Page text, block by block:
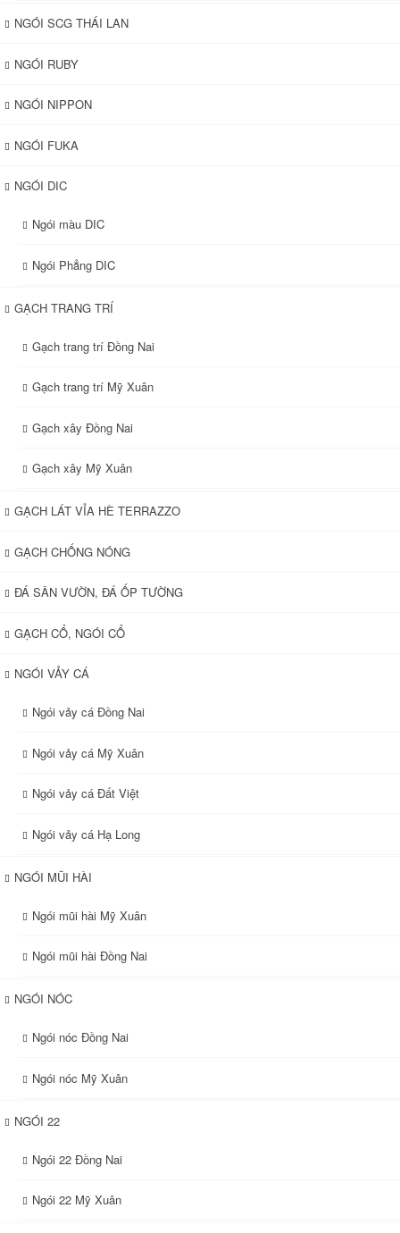
NGÓI SCG THÁI LAN
NGÓI RUBY
NGÓI NIPPON
NGÓI FUKA
NGÓI DIC
Ngói màu DIC
Ngói Phẳng DIC
GẠCH TRANG TRÍ
Gạch trang trí Đồng Nai
Gạch trang trí Mỹ Xuân
Gạch xây Đồng Nai
Gạch xây Mỹ Xuân
GẠCH LÁT VỈA HÈ TERRAZZO
GẠCH CHỐNG NÓNG
ĐÁ SÂN VƯỜN, ĐÁ ỐP TƯỜNG
GẠCH CỔ, NGÓI CỔ
NGÓI VẢY CÁ
Ngói vảy cá Đồng Nai
Ngói vảy cá Mỹ Xuân
Ngói vảy cá Đất Việt
Ngói vảy cá Hạ Long
NGÓI MŨI HÀI
Ngói mũi hài Mỹ Xuân
Ngói mũi hài Đồng Nai
NGÓI NÓC
Ngói nóc Đồng Nai
Ngói nóc Mỹ Xuân
NGÓI 22
Ngói 22 Đồng Nai
Ngói 22 Mỹ Xuân